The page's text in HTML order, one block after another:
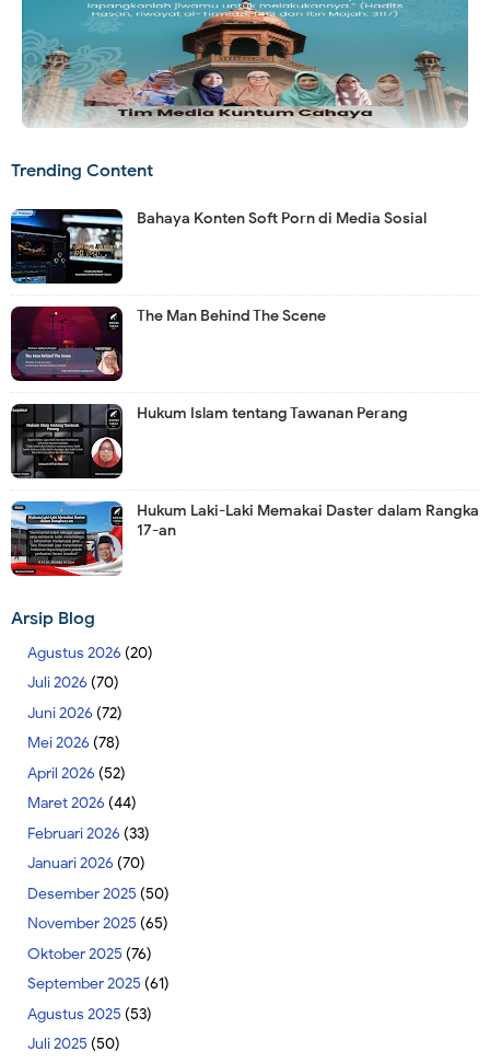
Trending Content
Bahaya Konten Soft Porn di Media Sosial
The Man Behind The Scene
Hukum Islam tentang Tawanan Perang
Hukum Laki-Laki Memakai Daster dalam Rangka
17-an
Arsip Blog
Agustus 2026 (20)
Juli 2026 (70)
Juni 2026 (72)
Mei 2026 (78)
April 2026 (52)
Maret 2026 (44)
Februari 2026 (33)
Januari 2026 (70)
Desember 2025 (50)
November 2025 (65)
Oktober 2025 (76)
September 2025 (61)
Agustus 2025 (53)
Juli 2025 (50)